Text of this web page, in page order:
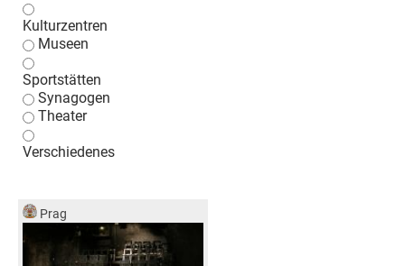
Kulturzentren
Museen
Sportstätten
Synagogen
Theater
Verschiedenes
Prag